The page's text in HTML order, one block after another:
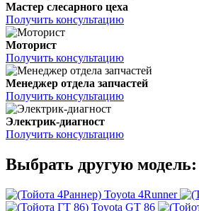
Мастер слесарного цеха
Получить консультацию
Моторист
Получить консультацию
Менеджер отдела запчастей
Получить консультацию
Электрик-диагност
Получить консультацию
Выбрать другую модель:
Toyota 4Runner
Toyota GT 86